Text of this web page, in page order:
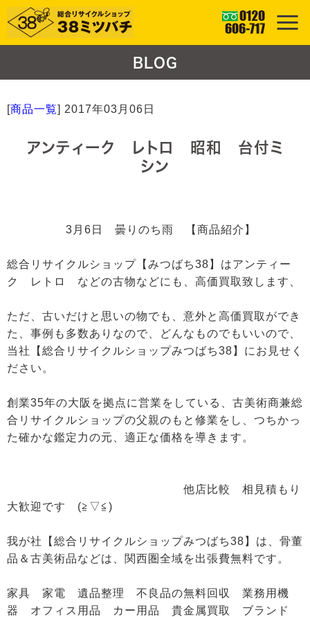
BLOG
[商品一覧] 2017年03月06日
アンティーク レトロ 昭和 台付ミ
シン
3月6日 曇りのち雨 【商品紹介】
総合リサイクルショップ【みつばち38】はアンティー
ク レトロ などの古物などにも、高価買取致します、
ただ、古いだけと思いの物でも、意外と高価買取ができ
た、事例も多数ありなので、どんなものでもいいので、
当社【総合リサイクルショップみつばち38】にお見せく
ださい。
創業35年の大阪を拠点に営業をしている、古美術商兼総
合リサイクルショップの父親のもと修業をし、つちかっ
た確かな鑑定力の元、適正な価格を導きます。
他店比較 相見積もり
大歓迎です (≧▽≦)
我が社【総合リサイクルショップみつばち38】は、骨董
品＆古美術品などは、関西圏全域を出張費無料です。
家具 家電 遺品整理 不良品の無料回収 業務用機
器 オフィス用品 カー用品 貴金属買取 ブランド